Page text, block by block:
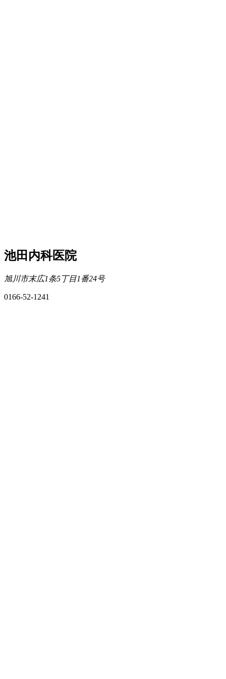
池田内科医院
旭川市末広1条5丁目1番24号
0166-52-1241